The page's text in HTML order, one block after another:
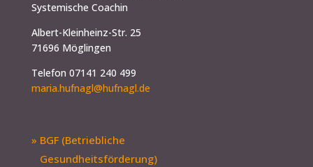
Systemische Coachin
Albert-Kleinheinz-Str. 25
71696 Möglingen
Telefon 07141 240 499
maria.hufnagl@hufnagl.de
» BGF (Betriebliche
Gesundheitsförderung)